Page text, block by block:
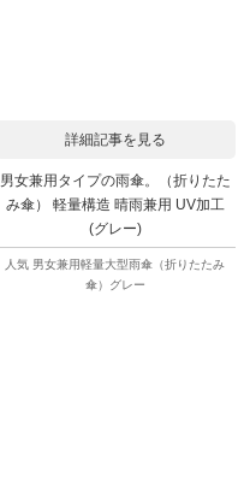
詳細記事を見る
男女兼用タイプの雨傘。（折りたた
み傘） 軽量構造 晴雨兼用 UV加工
(グレー)
人気 男女兼用軽量大型雨傘（折りたたみ
傘）グレー